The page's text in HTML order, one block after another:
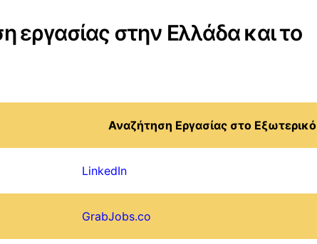
εργασίας στην Ελλάδα και το
Αναζήτηση Εργασίας στο Εξωτερικό
LinkedIn
GrabJobs.co